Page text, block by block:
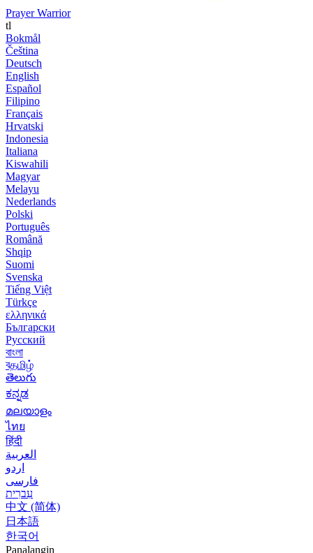
Prayer Warrior
tl
Bokmål
Čeština
Deutsch
English
Español
Filipino
Français
Hrvatski
Indonesia
Italiana
Kiswahili
Magyar
Melayu
Nederlands
Polski
Português
Română
Shqip
Suomi
Svenska
Tiếng Việt
Türkçe
ελληνικά
Български
Русский
বাংলা
বதமிழ்
తెలుగు
ಕನ್ನಡ
മലയാളം
ไทย
हिंदी
العربية
اردو
فارسی
עִברִית
中文 (简体)
日本語
한국어
Panalangin